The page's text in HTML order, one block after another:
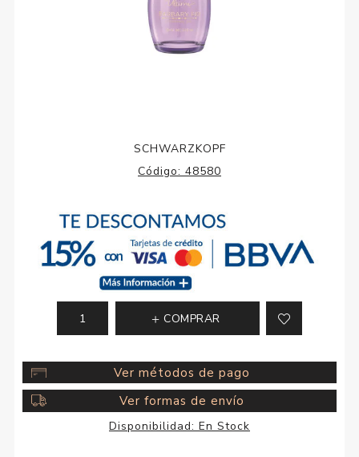
SCHWARZKOPF
Código: 48580
COMPRAR
Ver métodos de pago
Ver formas de envío
Disponibilidad: En Stock